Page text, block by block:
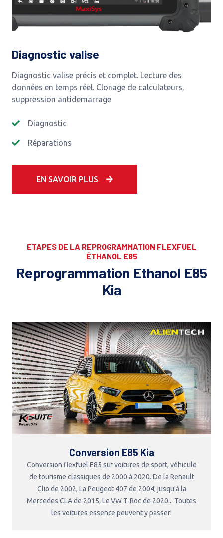
Diagnostic valise
Diagnostic valise précis et complet. Lecture des
données en temps réel. Clonage de calculateurs,
suppression antidemarrage
Diagnostic
Réparations
EN SAVOIR PLUS
ETAPES DE LA REPROGRAMMATION FLEXFUEL
ÉTHANOL E85
Reprogrammation Ethanol E85
Kia
Conversion E85 Kia
Conversion flexfuel E85 sur voitures de sport, véhicule
de tourisme classiques de 2000 à 2020. De la Renault
Clio de 2002, La Peugeot 407 de 2004, jusqu'à la
Mercedes CLA de 2015, Le VW T-Roc de 2020... Toutes
les voitures essence peuvent y passer!